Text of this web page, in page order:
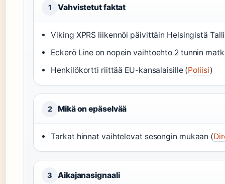
1 Vahvistetut faktat
Viking XPRS liikennöi päivittäin Helsingistä
Eckerö Line on nopein vaihtoehto 2 tunnin
Henkilökortti riittää EU-kansalaisille (Poliisi)
2 Mikä on epäselvää
Tarkat hinnat vaihtelevat sesongin mukaan (
3 Aikajanasignaali